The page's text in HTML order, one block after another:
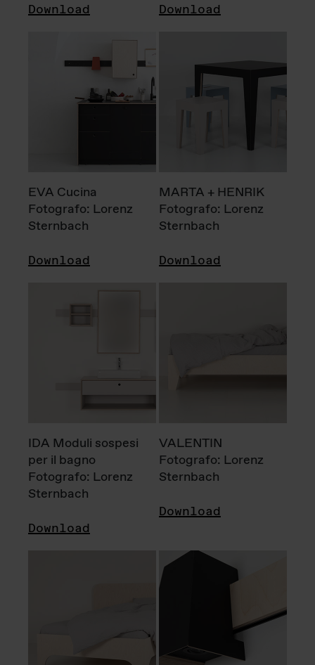
Download Download
EVA Cucina
Fotografo: Lorenz
Sternbach
Download
MARTA + HENRIK
Fotografo: Lorenz
Sternbach
Download
IDA Moduli sospesi
per il bagno
Fotografo: Lorenz
Sternbach
Download
VALENTIN
Fotografo: Lorenz
Sternbach
Download